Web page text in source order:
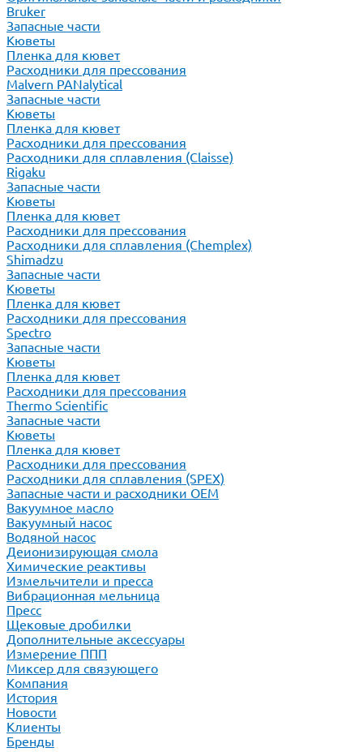
Bruker
Запасные части
Кюветы
Пленка для кювет
Расходники для прессования
Malvern PANalytical
Запасные части
Кюветы
Пленка для кювет
Расходники для прессования
Расходники для сплавления (Claisse)
Rigaku
Запасные части
Кюветы
Пленка для кювет
Расходники для прессования
Расходники для сплавления (Chemplex)
Shimadzu
Запасные части
Кюветы
Пленка для кювет
Расходники для прессования
Spectro
Запасные части
Кюветы
Пленка для кювет
Расходники для прессования
Thermo Scientific
Запасные части
Кюветы
Пленка для кювет
Расходники для прессования
Расходники для сплавления (SPEX)
Запасные части и расходники ОЕМ
Вакуумное масло
Вакуумный насос
Водяной насос
Деионизирующая смола
Химические реактивы
Измельчители и пресса
Вибрационная мельница
Пресс
Щековые дробилки
Дополнительные аксессуары
Измерение ППП
Миксер для связующего
Компания
История
Новости
Клиенты
Бренды